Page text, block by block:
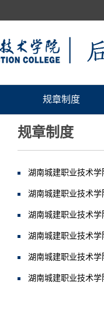
规章制度
规章制度
湖南城建职业技术
湖南城建职业技术
湖南城建职业技术
湖南城建职业技术
湖南城建职业技术
湖南城建职业技术